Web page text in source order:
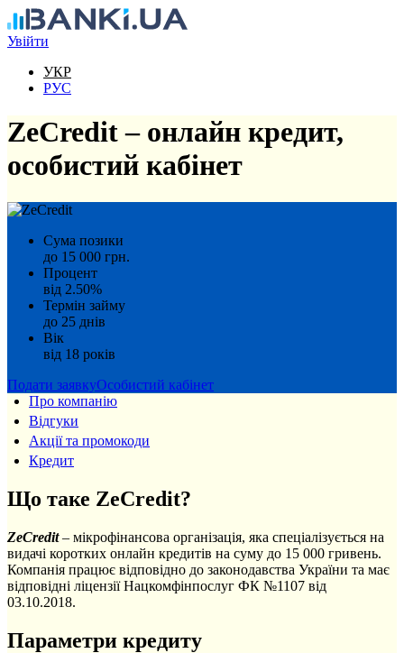
Перейти до основного вмісту
Увійти
УКР
РУС
ZeCredit – онлайн кредит,
особистий кабінет
Сума позики
до 15 000 грн.
Процент
від 2.50%
Термін займу
до 25 днів
Вік
від 18 років
Подати заявкуОсобистий кабінет
Про компанію
Відгуки
Акції та промокоди
Кредит
Що таке ZeCredit?
ZeCredit– мікрофінансова організація, яка спеціалізується на
видачі коротких онлайн кредитів на суму до 15 000 гривень.
Компанія працює відповідно до законодавства України та має
відповідні ліцензії Нацкомфінпослуг ФК №1107 від
03.10.2018.
Параметри кредиту